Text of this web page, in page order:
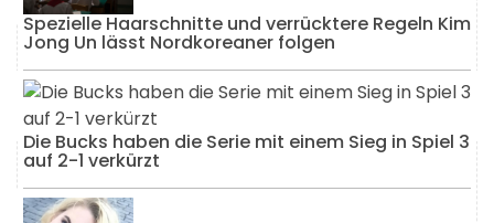
Spezielle Haarschnitte und verrücktere Regeln Kim
Jong Un lässt Nordkoreaner folgen
Die Bucks haben die Serie mit einem Sieg in Spiel 3
auf 2-1 verkürzt